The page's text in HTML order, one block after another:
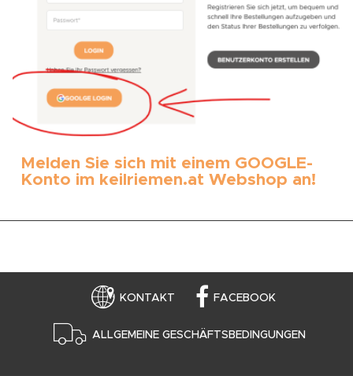
Melden Sie sich mit einem GOOGLE-
Konto im keilriemen.at Webshop an!
KONTAKT FACEBOOK
ALLGEMEINE GESCHÄFTSBEDINGUNGEN